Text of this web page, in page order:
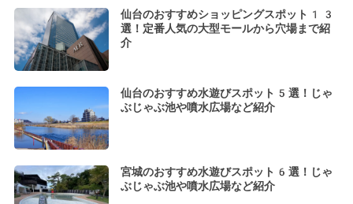
仙台のおすすめショッピングスポット13
選！定番人気の大型モールから穴場まで紹
介
仙台のおすすめ水遊びスポット5選！じゃ
ぶじゃぶ池や噴水広場など紹介
宮城のおすすめ水遊びスポット6選！じゃ
ぶじゃぶ池や噴水広場など紹介